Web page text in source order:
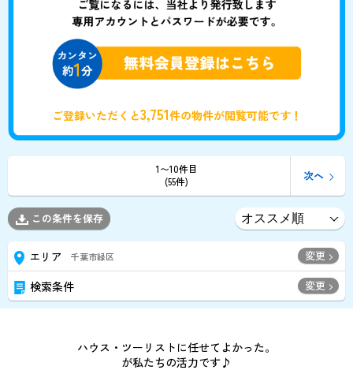
ご登録いただくと3,751件の物件が閲覧可能です！
1〜10件目
(55件)
次へ
この条件を保存
エリア 千葉市緑区 変更
検索条件 変更
ハウス・ツーリストに任せてよかった。
が私たちの活力です♪